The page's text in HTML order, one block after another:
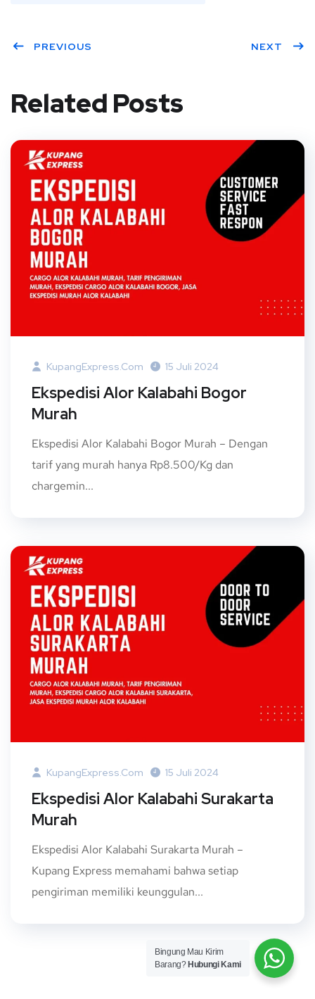
PREVIOUS NEXT
Related Posts
KupangExpress.com 15 Juli 2024
Ekspedisi Alor Kalabahi Bogor
Murah
Ekspedisi Alor Kalabahi Bogor Murah – Dengan
tarif yang murah hanya Rp8.500/Kg dan
chargemin...
KupangExpress.com 15 Juli 2024
Ekspedisi Alor Kalabahi Surakarta
Murah
Ekspedisi Alor Kalabahi Surakarta Murah –
Kupang Express memahami bahwa setiap
pengiriman memiliki keunggulan...
Bingung Mau Kirim
Barang? Hubungi Kami